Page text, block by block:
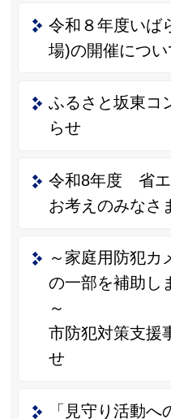
令和８年度いば
場)の開催につい
ふるさと坂東
らせ
令和8年度 省エ
お考えのみなさ
～家庭用防犯カ
の一部を補助し
～
市防犯対策支援
せ
「見守り活動へ